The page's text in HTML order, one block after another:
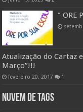
” ORE
Atualização do Cartaz
Março”!!!
fevereiro 20, 2017 1
Nuvem de Tags